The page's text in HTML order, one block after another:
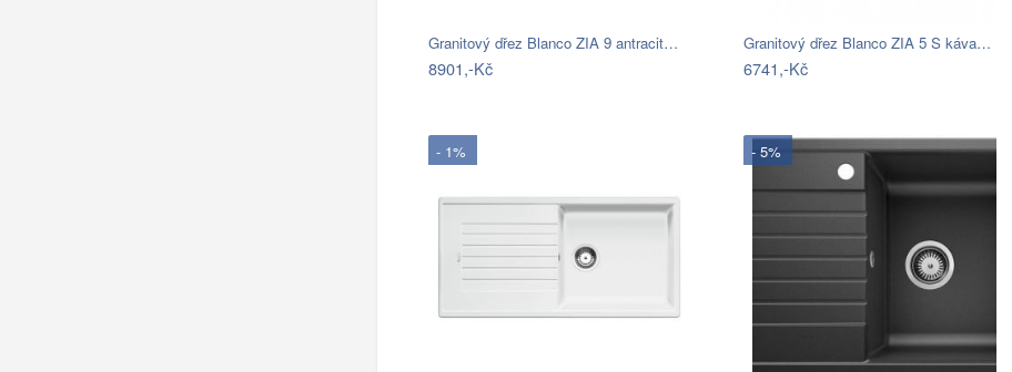
Granitový dřez Blanco ZIA 9 antracit…
8901,-Kč
Granitový dřez Blanco ZIA 5 S káva…
6741,-Kč
- 1% - 5%